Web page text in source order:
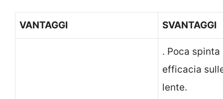
VANTAGGI SVANTAGGI
. Poca spinta
efficacia
lente.